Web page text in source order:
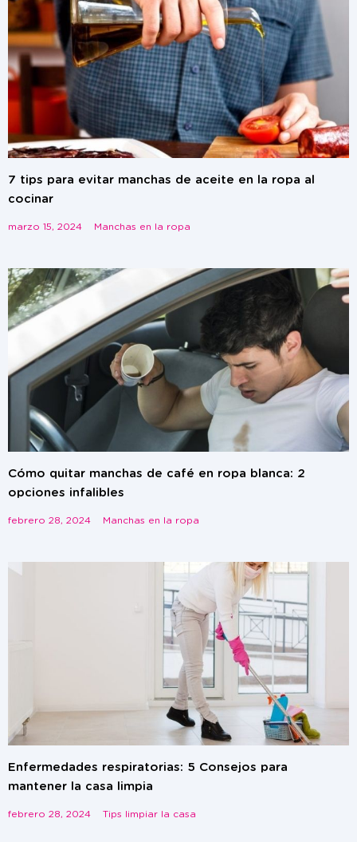
7 tips para evitar manchas de aceite en la ropa al
cocinar
marzo 15, 2024 Manchas en la ropa
Cómo quitar manchas de café en ropa blanca: 2
opciones infalibles
febrero 28, 2024 Manchas en la ropa
Enfermedades respiratorias: 5 Consejos para
mantener la casa limpia
febrero 28, 2024 Tips limpiar la casa